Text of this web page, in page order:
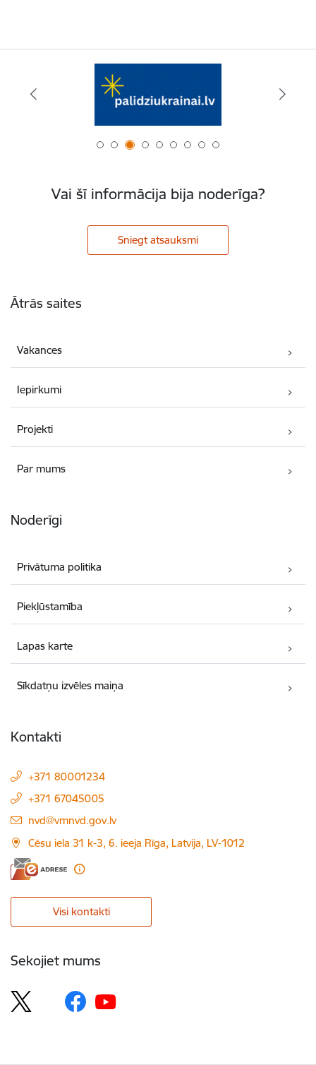
Vai šī informācija bija noderīga?
Sniegt atsauksmi
Ātrās saites
Vakances
Iepirkumi
Projekti
Par mums
Noderīgi
Privātuma politika
Piekļūstamība
Lapas karte
Sīkdatņu izvēles maiņa
Kontakti
+371 80001234
+371 67045005
E-pasts:
nvd@vmnvd.gov.lv
Cēsu iela 31 k-3, 6. ieeja Rīga, Latvija, LV-1012
Visi kontakti
Sekojiet mums